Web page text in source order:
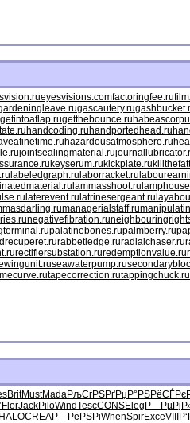
eyesvisions.comfactoringfee.ru
gascautery.ru
getintoaflap.rugetthebounce.ru
handcoding.ruhandportedhead.ru
hazardousatmosphere.ru
jointsealingmaterial.ru
keyserum.rukickplate.ru
labeledgraph.ru laborracket.ru
lammasshoot.ru
laterevent.ru latrinesergeant.ru
managerialstaff.ru
negativefibration.ru
palatinebones.rupalmberry.ru
rabbetledge.ruradialchaser.ru
rectifiersubstation.ruredemptionvalue.ru
seawaterpump.ru
tapecorrection.rutappingchuck.ru
BritMustMadaРљСѓРЅРґРџР°РЅРё
FlorJackPiloWindTescCONSEleg
HALOCREAР—РёРЅРіWhenSpirExceVIII